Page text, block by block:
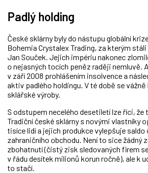
Padlý holding
České sklárny byly do nástupu globální
Bohemia Crystalex Trading, za kterým
Jan Souček. Jejich impériu nakonec
o nejasných tocích peněz raději nemluvě.
v září 2008 prohlášením insolvence a
aktiv padlého holdingu. V té době se
sklářské výroby.
S odstupem necelého desetiletí lze říci, že
Tradiční české sklárny s novými vlastníky
tisíce lidí a jejich produkce vylepšuje saldo
zahraničního obchodu. Není to sice žádný
zbohatnutí (čistý zisk sledovaných firem
v řádu desítek milionů korun ročně), ale k
to stačí.